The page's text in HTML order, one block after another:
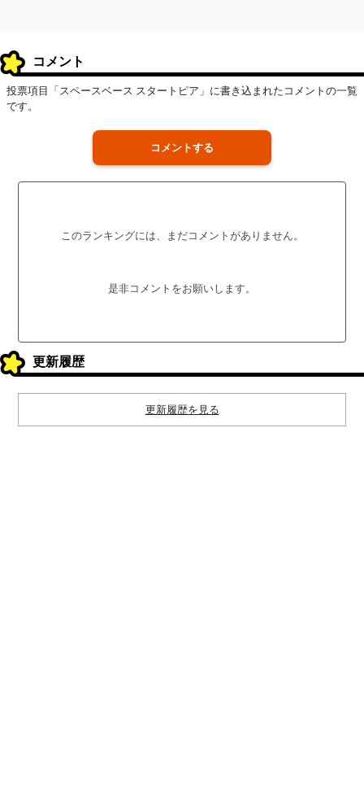
コメント
投票項目「スペースベース スタートピア」に書き込まれたコメントの一覧
です。
コメントする
このランキングには、まだコメントがありません。
是非コメントをお願いします。
更新履歴
更新履歴を見る